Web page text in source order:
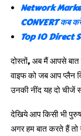
Network
CONVERT कब
Top 10 Direct
दोस्तों, अब मैं आपसे
वाइफ को जब आप प्लैन
उनकी नींद यह दो
देखिये आप किसी भी
अगर हम बात करते हैं तो